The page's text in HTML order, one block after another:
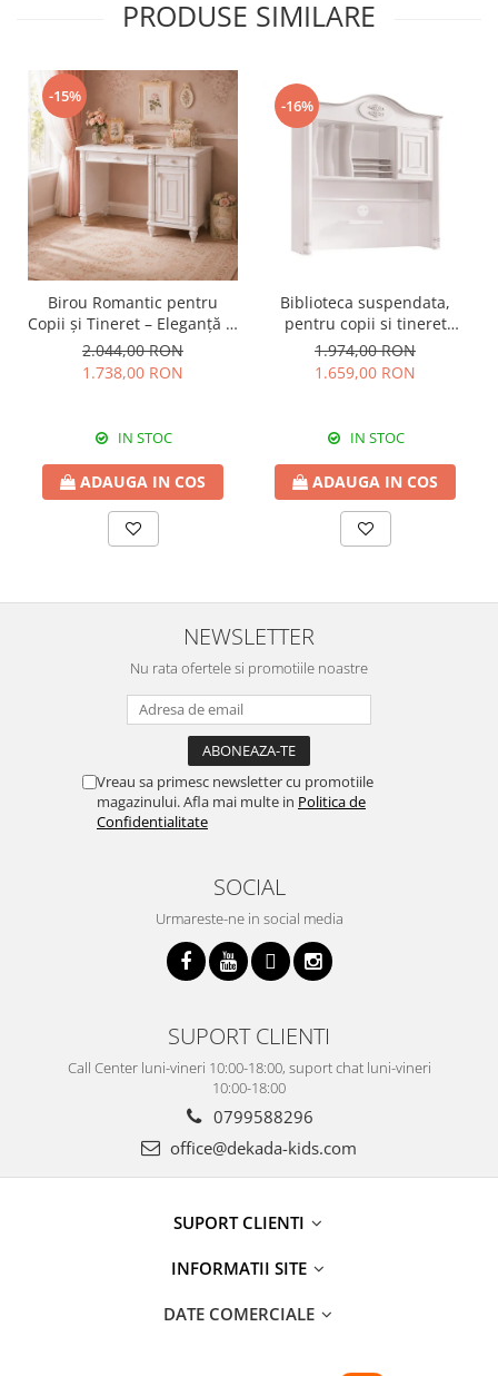
PRODUSE SIMILARE
-15%
Birou Romantic pentru
Copii și Tineret – Eleganță și
Funcționalitate, 117x62x75
cm
2.044,00 RON
1.738,00 RON
IN STOC
ADAUGA IN COS
-16%
Biblioteca suspendata,
pentru copii si tineret
Colectia Romantic,
117x37x119 cm
1.974,00 RON
1.659,00 RON
IN STOC
ADAUGA IN COS
NEWSLETTER
Nu rata ofertele si promotiile noastre
Vreau sa primesc newsletter cu promotiile
magazinului. Afla mai multe in Politica de
Confidentialitate
SOCIAL
Urmareste-ne in social media
SUPORT CLIENTI
Call Center luni-vineri 10:00-18:00, suport chat luni-vineri
10:00-18:00
0799588296
office@dekada-kids.com
SUPORT CLIENTI
INFORMATII SITE
DATE COMERCIALE